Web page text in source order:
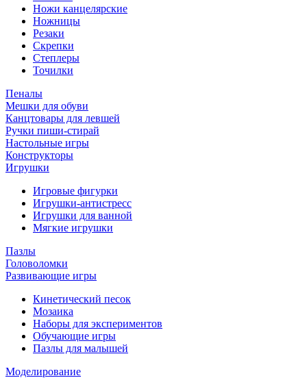
Ножи канцелярские
Ножницы
Резаки
Скрепки
Степлеры
Точилки
Пеналы
Мешки для обуви
Канцтовары для левшей
Ручки пиши-стирай
Настольные игры
Конструкторы
Игрушки
Игровые фигурки
Игрушки-антистресс
Игрушки для ванной
Мягкие игрушки
Пазлы
Головоломки
Развивающие игры
Кинетический песок
Мозаика
Наборы для экспериментов
Обучающие игры
Пазлы для малышей
Моделирование